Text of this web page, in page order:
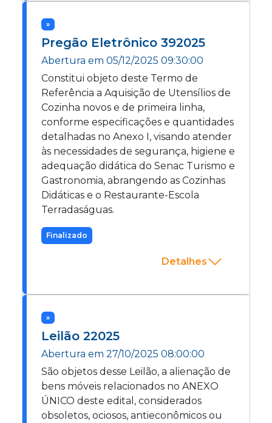
»
Pregão Eletrônico 392025
Abertura em 05/12/2025 09:30:00
Constitui objeto deste Termo de
Referência a Aquisição de Utensílios de
Cozinha novos e de primeira linha,
conforme especificações e quantidades
detalhadas no Anexo I, visando atender
às necessidades de segurança, higiene e
adequação didática do Senac Turismo e
Gastronomia, abrangendo as Cozinhas
Didáticas e o Restaurante-Escola
Terradaságuas.
Finalizado
Detalhes
»
Leilão 22025
Abertura em 27/10/2025 08:00:00
São objetos desse Leilão, a alienação de
bens móveis relacionados no ANEXO
ÚNICO deste edital, considerados
obsoletos, ociosos, antieconômicos ou